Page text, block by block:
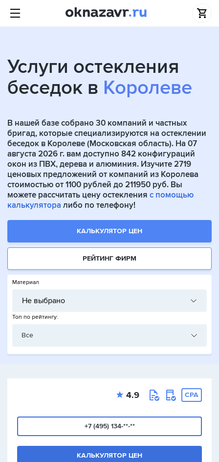
Услуги остекления
беседок в Королеве
В нашей базе собрано 30 компаний и частных
бригад, которые специализируются на остеклении
беседок в Королеве (Московская область). На 07
августа 2026 г. вам доступно 842 конфигураций
окон из ПВХ, дерева и алюминия. Изучите 2719
ценовых предложений от компаний из Королева
стоимостью от 1100 рублей до 211950 руб. Вы
можете рассчитать цену остекления с помощью
калькулятора либо по телефону!
КАЛЬКУЛЯТОР ЦЕН
РЕЙТИНГ ФИРМ
Материал
Не выбрано
Топ по рейтингу:
Все
4.9 CPA
+7 (495) 134-**-**
КАЛЬКУЛЯТОР ЦЕН